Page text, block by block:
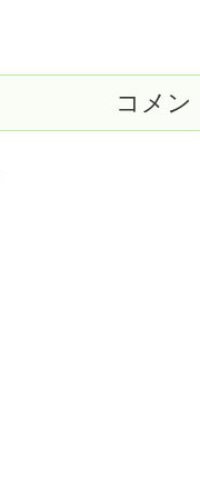
コメン